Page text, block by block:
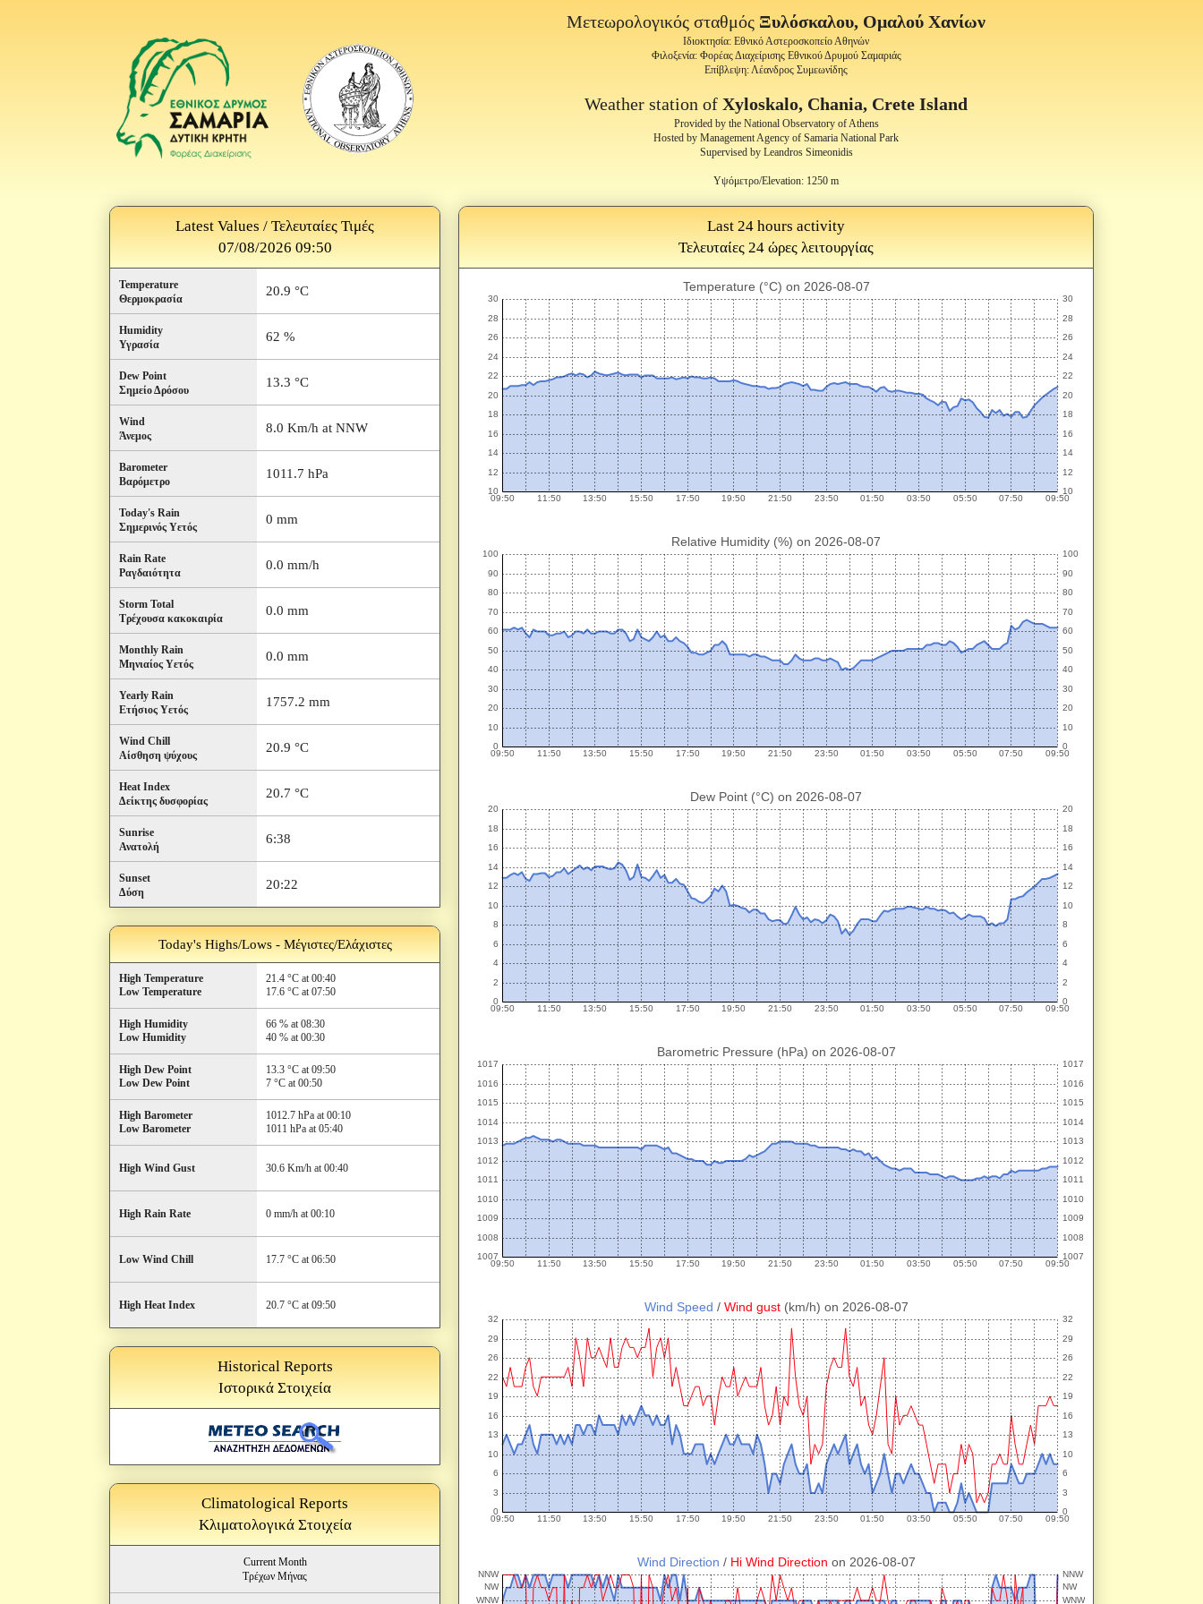
Μετεωρολογικός σταθμός Ξυλόσκαλου, Ομαλού Χανίων
Ιδιοκτησία: Εθνικό Αστεροσκοπείο Αθηνών
Φιλοξενία: Φορέας Διαχείρισης Εθνικού Δρυμού Σαμαριάς
Επίβλεψη: Λέανδρος Συμεωνίδης
Weather station of Xyloskalo, Chania, Crete Island
Provided by the National Observatory of Athens
Hosted by Management Agency of Samaria National Park
Supervised by Leandros Simeonidis
Υψόμετρο/Elevation: 1250 m
Latest Values / Τελευταίες Τιμές
07/08/2026 09:50
Temperature
Θερμοκρασία
20.9 °C
Humidity
Υγρασία
62 %
Dew Point
Σημείο Δρόσου
13.3 °C
Wind
Άνεμος
8.0 Km/h at NNW
Barometer
Βαρόμετρο
1011.7 hPa
Today's Rain
Σημερινός Υετός
0 mm
Rain Rate
Ραγδαιότητα
0.0 mm/h
Storm Total
Τρέχουσα κακοκαιρία
0.0 mm
Monthly Rain
Μηνιαίος Υετός
0.0 mm
Yearly Rain
Ετήσιος Υετός
1757.2 mm
Wind Chill
Αίσθηση ψύχους
20.9 °C
Heat Index
Δείκτης δυσφορίας
20.7 °C
Sunrise
Ανατολή
6:38
Sunset
Δύση
20:22
Today's Highs/Lows - Μέγιστες/Ελάχιστες
High Temperature
Low Temperature
21.4 °C at 00:40
17.6 °C at 07:50
High Humidity
Low Humidity
66 % at 08:30
40 % at 00:30
High Dew Point
Low Dew Point
13.3 °C at 09:50
7 °C at 00:50
High Barometer
Low Barometer
1012.7 hPa at 00:10
1011 hPa at 05:40
High Wind Gust 30.6 Km/h at 00:40
High Rain Rate 0 mm/h at 00:10
Low Wind Chill 17.7 °C at 06:50
High Heat Index 20.7 °C at 09:50
Historical Reports
Ιστορικά Στοιχεία
Climatological Reports
Κλιματολογικά Στοιχεία
Current Month
Τρέχων Μήνας
Last 24 hours activity
Τελευταίες 24 ώρες λειτουργίας